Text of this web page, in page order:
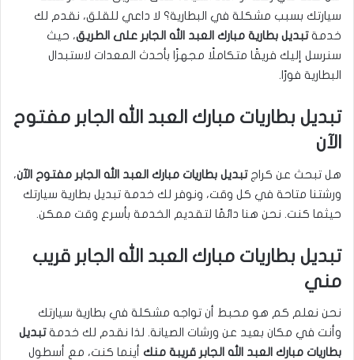
سيارتك بسبب مشكلة في البطارية؟ لا داعي للقلق، نقدم لك
خدمةتبديل بطارية مبارك العبد الله الجابر على الطريق، حيث
سنرسل إليك فريقًا متكاملًا مجهزًا بأحدث المعدات لاستبدال
البطارية فورًا.
تبديل بطاريات مبارك العبد الله الجابر مفتوح
الآن
هل تبحث عن كراجتبديل بطاريات مبارك العبد الله الجابر مفتوح الآن،
ورشتنا متاحة في كل وقت، ونوفر لك خدمة تبديل بطارية سيارتك
حيثما كنت. نحن هنا دائمًا لتقديم الخدمة بأسرع وقت ممكن.
تبديل بطاريات مبارك العبد الله الجابر قريب
مني
نحن نعلم كم هو محبط أن تواجه مشكلة في بطارية سيارتك
وأنت في مكان بعيد عن ورشات الصيانة. لذا نقدم لك خدمةتبديل
بطاريات مبارك العبد الله الجابر قريبة منك أينما كنت، مع أسطول